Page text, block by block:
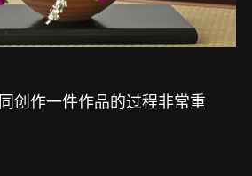
创作一件作品的过程非常重